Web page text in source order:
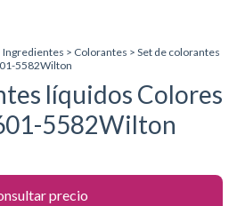
Ingredientes > Colorantes > Set de colorantes
5582Wilton
líquidos Colores
5582Wilton